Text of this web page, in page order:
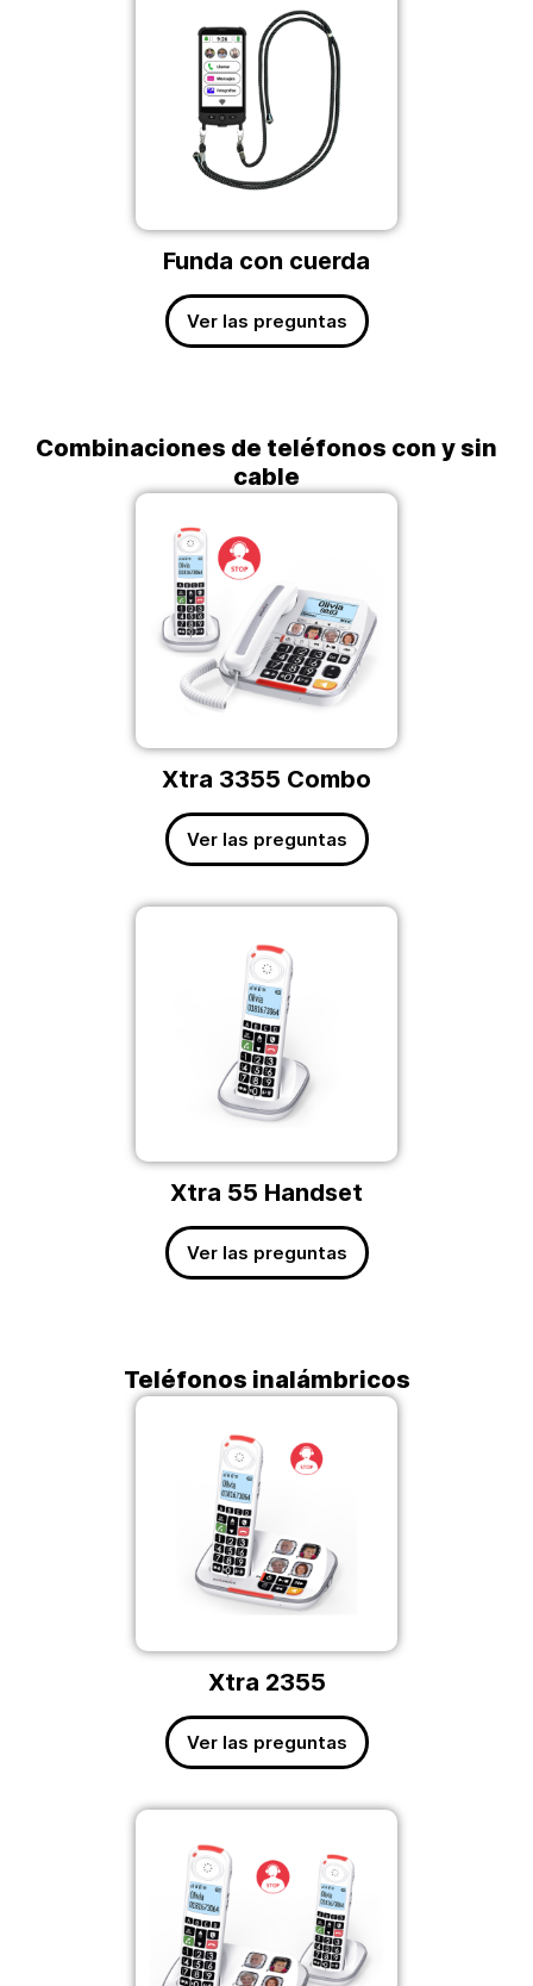
Funda con cuerda
Ver las preguntas
Combinaciones de teléfonos con y sin
cable
Xtra 3355 Combo
Ver las preguntas
Xtra 55 Handset
Ver las preguntas
Teléfonos inalámbricos
Xtra 2355
Ver las preguntas